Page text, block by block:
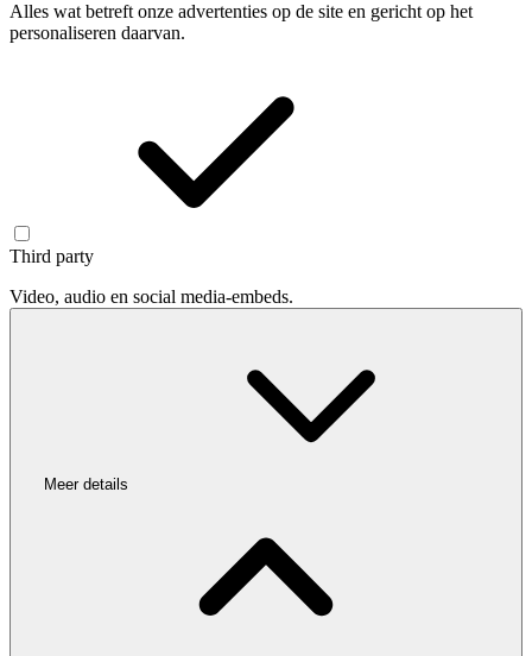
Alles wat betreft onze advertenties op de site en gericht op het
personaliseren daarvan.
Third party
Video, audio en social media-embeds.
Meer details